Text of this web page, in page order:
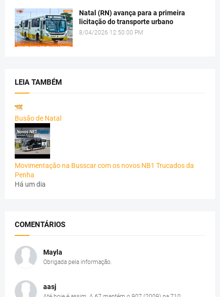
Natal (RN) avança para a primeira
licitação do transporte urbano
8/04/2026 12:50:00 PM
LEIA TAMBÉM
Busão de Natal
Movimentação na Busscar com os novos NB1 Trucados da
Penha
Há um dia
COMENTÁRIOS
Mayla
Obrigada pela informação.
aasj